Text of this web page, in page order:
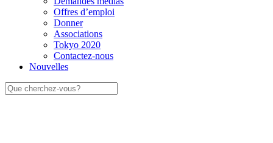
Offres d’emploi
Donner
Associations
Tokyo 2020
Contactez-nous
Nouvelles
Rechercher: